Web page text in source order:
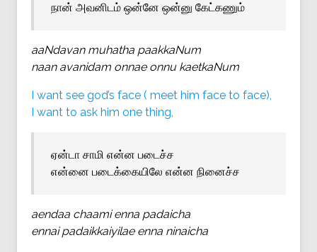
நான் அவனிடம் ஒன்னே ஒன்னு கேட்கணும்
aaNdavan muhatha paakkaNum
naan avanidam onnae onnu kaetkaNum
I want see god’s face ( meet him face to face),
I want to ask him one thing,
ஏன்டா சாமி என்ன படைச்ச
என்னை படைக்கையிலே என்ன நினைச்ச
aendaa chaami enna padaicha
ennai padaikkaiyilae enna ninaicha